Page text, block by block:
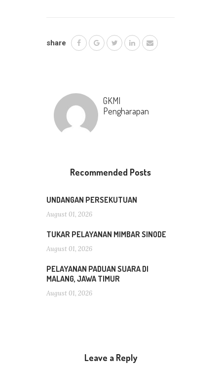
share
GKMI
Pengharapan
Recommended Posts
UNDANGAN PERSEKUTUAN
August 01, 2026
TUKAR PELAYANAN MIMBAR SINODE
August 01, 2026
PELAYANAN PADUAN SUARA DI
MALANG, JAWA TIMUR
August 01, 2026
Leave a Reply